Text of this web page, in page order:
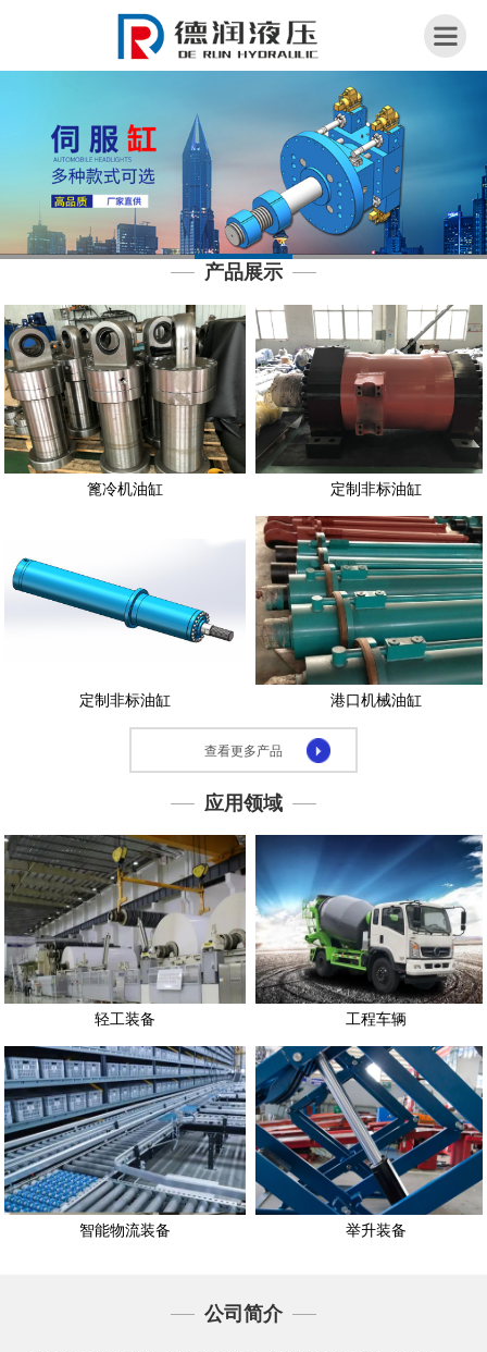
站
首
页
于
荣
誉
资
质
产
品
用
领
们
产品展示
篦冷机油缸 定制非标油缸
定制非标油缸 港口机械油缸
查看更多产品
应用领域
轻工装备 工程车辆
智能物流装备 举升装备
公司简介